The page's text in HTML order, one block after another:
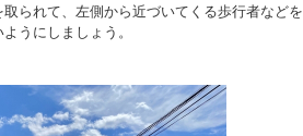
られて、左側から近づいてくる歩行者など
うにしましょう。